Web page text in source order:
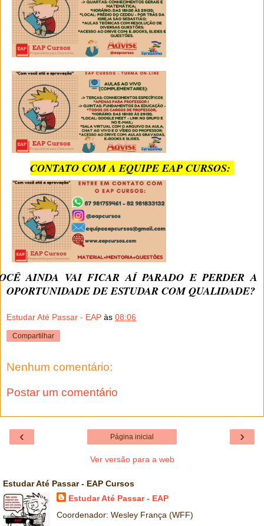
CONTATO COM A EQUIPE EAP CURSOS:
AINDA VAI FICAR AÍ PARADO E PERDER A
OPORTUNIDADE DE ESTUDAR COM QUALIDADE?
Estudar Até Passar - EAP às 08:06
Compartilhar
Nenhum comentário:
Postar um comentário
‹ ›
Página inicial
Ver versão para a web
Estudar Até Passar - EAP Cursos
Estudar Até Passar - EAP
Coordenador: Wesley França (WFF)